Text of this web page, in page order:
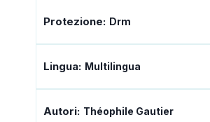
Protezione: Drm
Lingua: Multilingua
Autori: Théophile Gautier